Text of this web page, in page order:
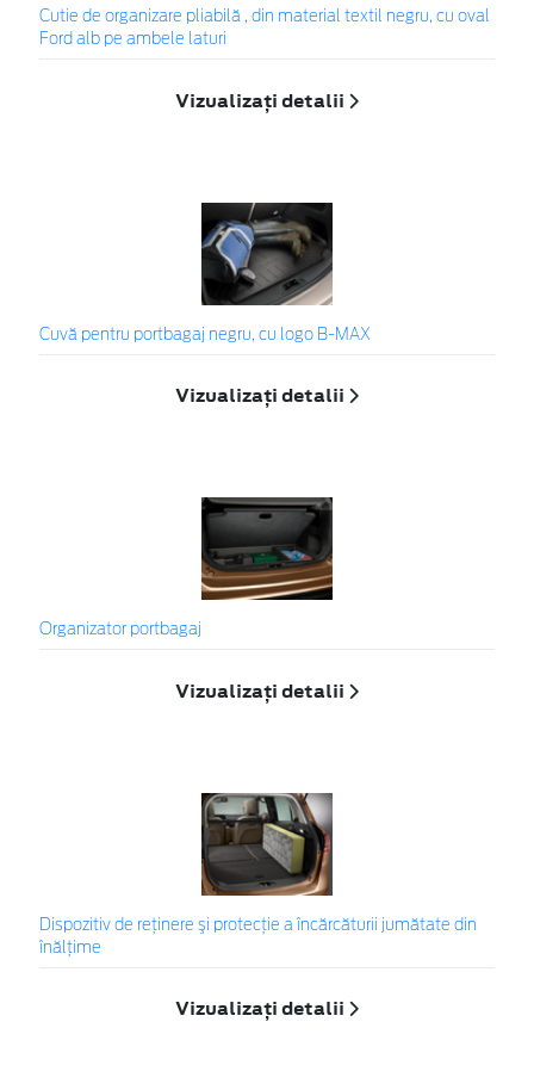
Cutie de organizare pliabilă , din material textil negru, cu oval
Ford alb pe ambele laturi
Vizualizați detalii
Cuvă pentru portbagaj negru, cu logo B-MAX
Vizualizați detalii
Organizator portbagaj
Vizualizați detalii
Dispozitiv de reţinere şi protecţie a încărcăturii jumătate din
înălţime
Vizualizați detalii